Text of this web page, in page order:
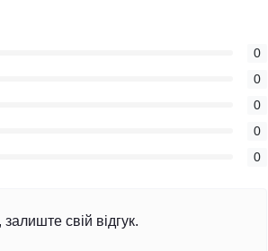
0
0
0
0
0
свій відгук.